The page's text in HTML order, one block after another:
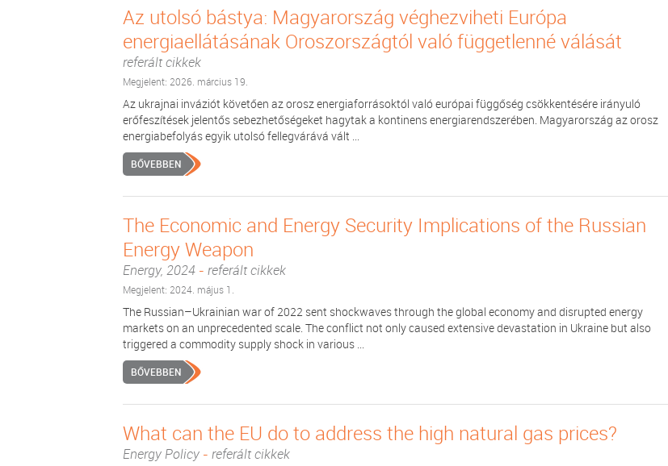
Az utolsó bástya: Magyarország véghezviheti Európa
energiaellátásának Oroszországtól való függetlenné válását
referált cikkek
Megjelent: 2026. március 19.
Az ukrajnai inváziót követően az orosz energiaforrásoktól való európai függőség csökkentésére irányuló
erőfeszítések jelentős sebezhetőségeket hagytak a kontinens energiarendszerében. Magyarország az orosz
energiabefolyás egyik utolsó fellegvárává vált ...
BŐVEBBEN
The Economic and Energy Security Implications of the Russian
Energy Weapon
Energy, 2024 - referált cikkek
Megjelent: 2024. május 1.
The Russian–Ukrainian war of 2022 sent shockwaves through the global economy and disrupted energy
markets on an unprecedented scale. The conflict not only caused extensive devastation in Ukraine but also
triggered a commodity supply shock in various ...
BŐVEBBEN
What can the EU do to address the high natural gas prices?
Energy Policy - referált cikkek